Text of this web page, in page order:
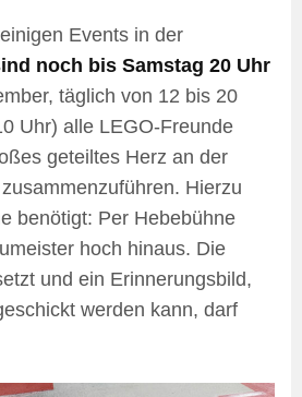
Events in der
noch bis Samstag 20 Uhr
täglich von 12 bis 20
Uhr) alle LEGO-Freunde
geteiltes Herz an der
Hierzu
benötigt: Per Hebebühne
hoch hinaus. Die
und ein Erinnerungsbild,
werden kann, darf